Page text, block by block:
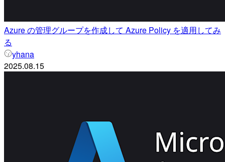
Azure の管理グループを作成して Azure Policy を適用してみ
る
yhana
2025.08.15